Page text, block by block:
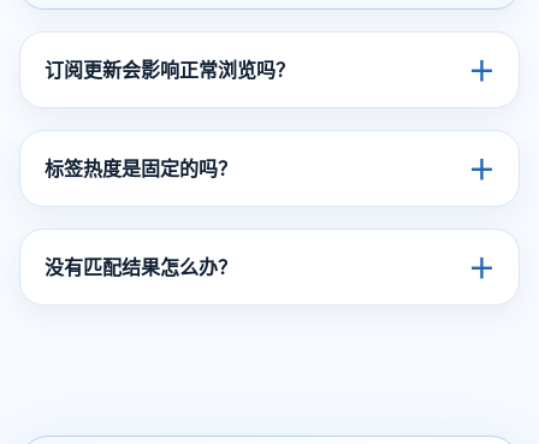
订阅更新会影响正常浏览吗？ ＋
标签热度是固定的吗？ ＋
没有匹配结果怎么办？ ＋